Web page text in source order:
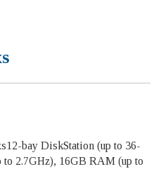
bay DiskStation (up to 36-
to 2.7GHz), 16GB RAM (up to